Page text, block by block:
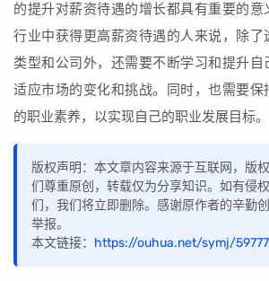
的提升对薪资待遇的增长都具有重要的
行业中获得更高薪资待遇的人来说，除了
类型和公司外，还需要不断学习和提升自
适应市场的变化和挑战。同时，也需要保
的职业素养，以实现自己的职业发展目标。
版权声明：本文章内容来源于互联网，版
们尊重原创，转载仅为分享知识。如有侵
们，我们将立即删除。感谢原作者的辛勤
举报。
本文链接： https://ouhua.net/symj/